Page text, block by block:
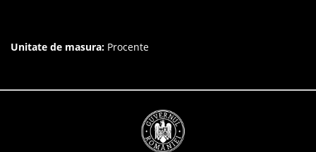
Unitate de masura: Procente